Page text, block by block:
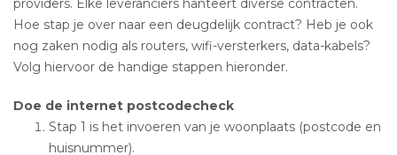
providers. Elke leveranciers hanteert diverse contracten.
Hoe stap je over naar een deugdelijk contract? Heb je ook
nog zaken nodig als routers, wifi-versterkers, data-kabels?
Volg hiervoor de handige stappen hieronder.
Doe de internet postcodecheck
Stap 1 is het invoeren van je woonplaats (postcode en
huisnummer).